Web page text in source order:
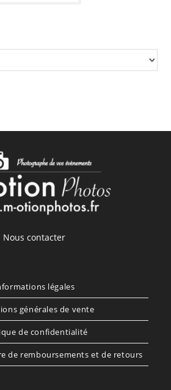
Nous contacter
légales
générales de vente
de confidentialité
de remboursements et de retours